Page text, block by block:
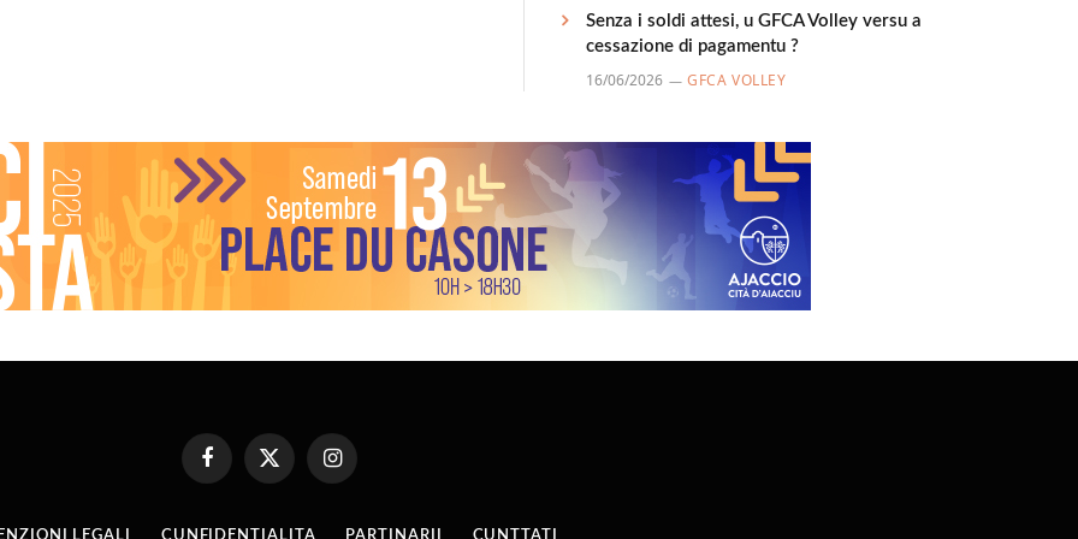
Senza i soldi attesi, u GFCA Volley versu a
cessazione di pagamentu ?
16/06/2026 GFCA VOLLEY
FacebookX
Instagram